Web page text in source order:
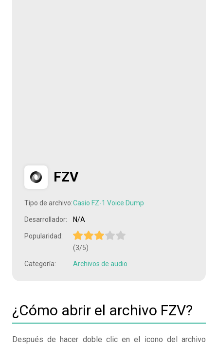
FZV
Tipo de archivo:Casio FZ-1 Voice Dump
Desarrollador: N/A
Popularidad:
(3/5)
Categoría: Archivos de audio
¿Cómo abrir el archivo FZV?
Después de hacer doble clic en el icono del archivo